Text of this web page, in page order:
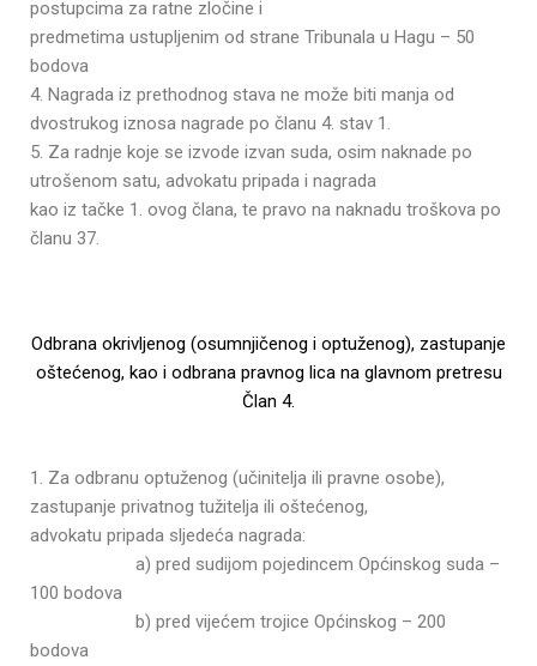
postupcima za ratne zločine i
predmetima ustupljenim od strane Tribunala u Hagu – 50
bodova
4. Nagrada iz prethodnog stava ne može biti manja od
dvostrukog iznosa nagrade po članu 4. stav 1.
5. Za radnje koje se izvode izvan suda, osim naknade po
utrošenom satu, advokatu pripada i nagrada
kao iz tačke 1. ovog člana, te pravo na naknadu troškova po
članu 37.
Odbrana okrivljenog (osumnjičenog i optuženog), zastupanje
oštećenog, kao i odbrana pravnog lica na glavnom pretresu
Član 4.
1. Za odbranu optuženog (učinitelja ili pravne osobe),
zastupanje privatnog tužitelja ili oštećenog,
advokatu pripada sljedeća nagrada:
a) pred sudijom pojedincem Općinskog suda –
100 bodova
b) pred vijećem trojice Općinskog – 200
bodova